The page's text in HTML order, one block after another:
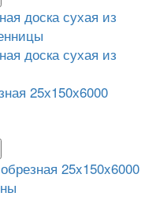
доска сухая из
доска сухая из
25х150х6000
25x150x6000